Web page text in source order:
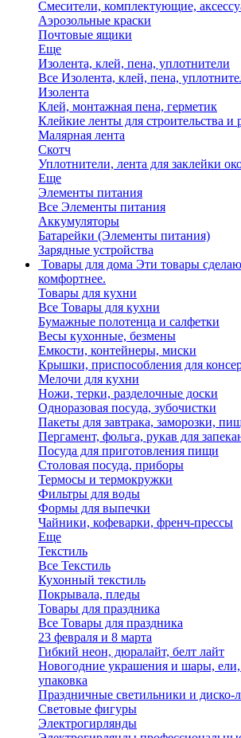
Смесители, комплектующие,
Аэрозольные краски
Почтовые ящики
Еще
Изолента, клей, пена, уплотнители
Все Изолента, клей, пена,
Изолента
Клей, монтажная пена, герметик
Клейкие ленты для строительства и
Малярная лента
Скотч
Уплотнители, лента для заклейки
Еще
Элементы питания
Все Элементы питания
Аккумуляторы
Батарейки (Элементы питания)
Зарядные устройства
Товары для дома Эти товары
комфортнее.
Товары для кухни
Все Товары для кухни
Бумажные полотенца и салфетки
Весы кухонные, безмены
Емкости, контейнеры, миски
Крышки, приспособления для
Мелочи для кухни
Ножи, терки, разделочные доски
Одноразовая посуда, зубочистки
Пакеты для завтрака, заморозки,
Пергамент, фольга, рукав для
Посуда для приготовления пищи
Столовая посуда, приборы
Термосы и термокружки
Фильтры для воды
Формы для выпечки
Чайники, кофеварки, френч-прессы
Еще
Текстиль
Все Текстиль
Кухонный текстиль
Покрывала, пледы
Товары для праздника
Все Товары для праздника
23 февраля и 8 марта
Гибкий неон, дюралайт, белт лайт
Новогодние украшения и шары,
упаковка
Праздничные светильники и диско-
Световые фигуры
Электрогирлянды